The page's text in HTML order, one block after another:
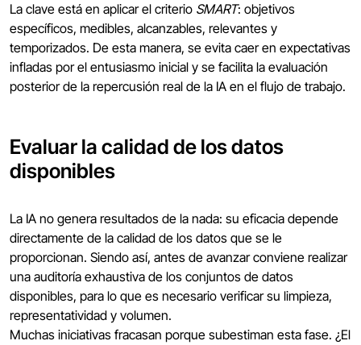
La clave está en aplicar el criterio SMART: objetivos
específicos, medibles, alcanzables, relevantes y
temporizados. De esta manera, se evita caer en expectativas
infladas por el entusiasmo inicial y se facilita la evaluación
posterior de la repercusión real de la IA en el flujo de trabajo.
Evaluar la calidad de los datos
disponibles
La IA no genera resultados de la nada: su eficacia depende
directamente de la calidad de los datos que se le
proporcionan. Siendo así, antes de avanzar conviene realizar
una auditoría exhaustiva de los conjuntos de datos
disponibles, para lo que es necesario verificar su limpieza,
representatividad y volumen.
Muchas iniciativas fracasan porque subestiman esta fase. ¿El